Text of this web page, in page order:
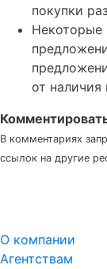
покупки
Некоторые
от
В комментариях
ссылок на другие
О компании
Агентствам